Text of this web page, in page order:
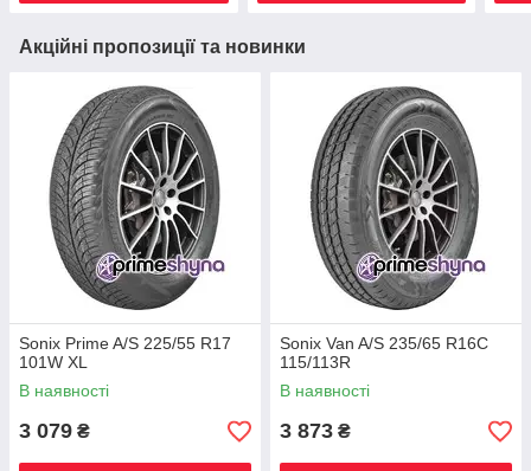
Акційні пропозиції та новинки
Sonix Prime A/S 225/55 R17
101W XL
В наявності
3 079 ₴
Sonix Van A/S 235/65 R16C
115/113R
В наявності
3 873 ₴